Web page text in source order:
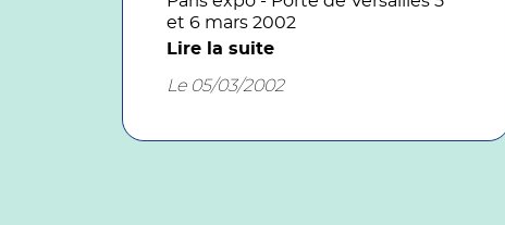
et 6 mars 2002
Lire la suite
Le 05/03/2002